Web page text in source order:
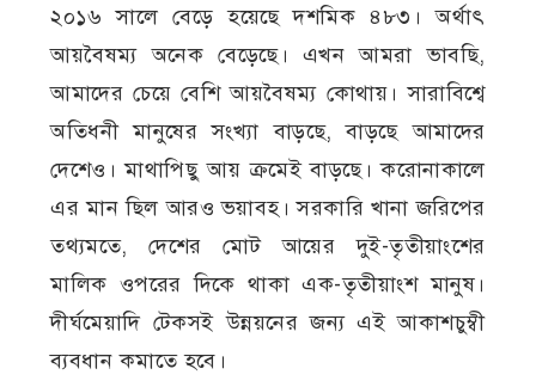
২০১৬ সালে বেড়ে হয়েছে দশমিক ৪৮৩। অর্থাৎ
আয়বৈষম্য অনেক বেড়েছে। এখন আমরা ভাবছি,
আমাদের চেয়ে বেশি আয়বৈষম্য কোথায়। সারাবিশ্বে
অতিধনী মানুষের সংখ্যা বাড়ছে, বাড়ছে আমাদের
দেশেও। মাথাপিছু আয় ক্রমেই বাড়ছে। করোনাকালে
এর মান ছিল আরও ভয়াবহ। সরকারি খানা জরিপের
তথ্যমতে, দেশের মোট আয়ের দুই-তৃতীয়াংশের
মালিক ওপরের দিকে থাকা এক-তৃতীয়াংশ মানুষ।
দীর্ঘমেয়াদি টেকসই উন্নয়নের জন্য এই আকাশচুম্বী
ব্যবধান কমাতে হবে।